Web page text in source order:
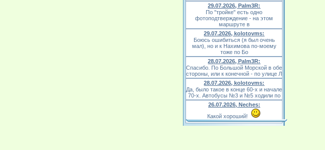
29.07.2026, Palm3R:
По "тройке" есть одно
фотоподтверждение - на этом
маршруте в
29.07.2026, kolotovms:
Боюсь ошибиться (я был очень
мал), но и к Нахимова по-моему
тоже по Бо
28.07.2026, Palm3R:
Спасибо. По Большой Морской в обе
стороны, или к конечной - по улице Л
28.07.2026, kolotovms:
Да, было такое в конце 60-х и начале
70-х. Автобусы №3 и №5 ходили по
26.07.2026, Neches:
Какой хороший!